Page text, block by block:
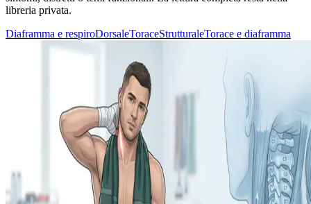
libreria privata.
Diaframma e respiroDorsaleToraceStrutturaleTorace e diaframma